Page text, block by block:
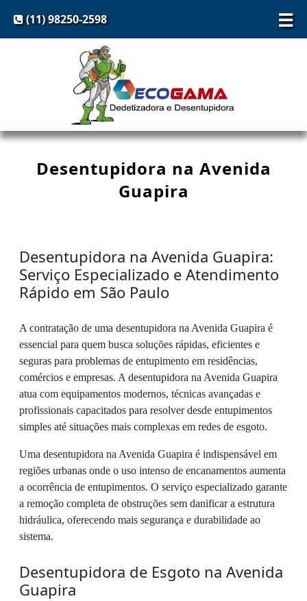
☰
(11) 98250-2598
Desentupidora na Avenida
Guapira
Desentupidora na Avenida Guapira:
Serviço Especializado e Atendimento
Rápido em São Paulo
A contratação de uma desentupidora na Avenida Guapira é
essencial para quem busca soluções rápidas, eficientes e
seguras para problemas de entupimento em residências,
comércios e empresas. A desentupidora na Avenida Guapira
atua com equipamentos modernos, técnicas avançadas e
profissionais capacitados para resolver desde entupimentos
simples até situações mais complexas em redes de esgoto.
Uma desentupidora na Avenida Guapira é indispensável em
regiões urbanas onde o uso intenso de encanamentos aumenta
a ocorrência de entupimentos. O serviço especializado garante
a remoção completa de obstruções sem danificar a estrutura
hidráulica, oferecendo mais segurança e durabilidade ao
sistema.
Desentupidora de Esgoto na Avenida
Guapira